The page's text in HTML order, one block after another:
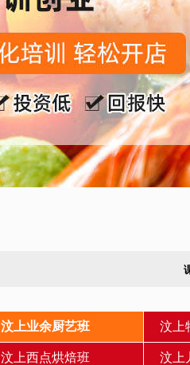
汶上业余厨艺班 汶上
汶上西点烘焙班 汶上